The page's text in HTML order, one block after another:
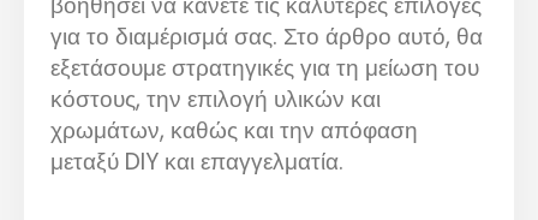
για το διαμέρισμά σας. Στο άρθρο αυτό, θα
εξετάσουμε στρατηγικές για τη μείωση του
κόστους, την επιλογή υλικών και
χρωμάτων, καθώς και την απόφαση
μεταξύ DIY και επαγγελματία.